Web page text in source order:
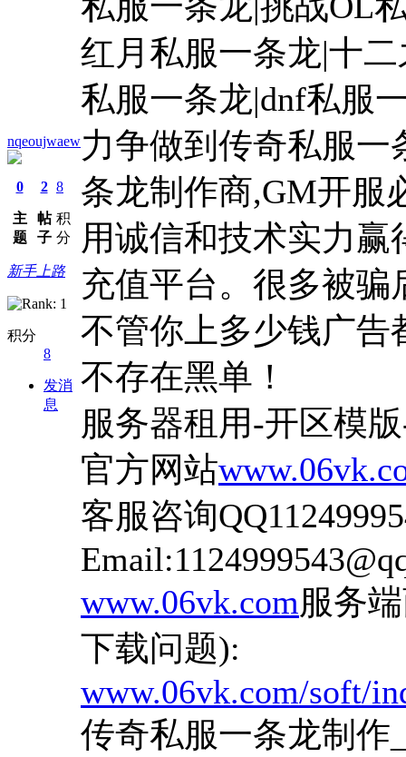
nqeoujwaew
0
主
题
2
帖
子
8
积
分
新手上路
积分
8
发消
息
红月私服一条龙|十
私服一条龙|dnf私服
力争做到传奇私服一
条龙制作商,GM开服
用诚信和技术实力
充值平台。很多被骗
不管你上多少钱广告
不存在黑单！
服务器租用-开区模
官方网站
客服咨询
www.06vk.com服务
下载问题):
www.06vk.com/soft/
传奇私服一条龙制作